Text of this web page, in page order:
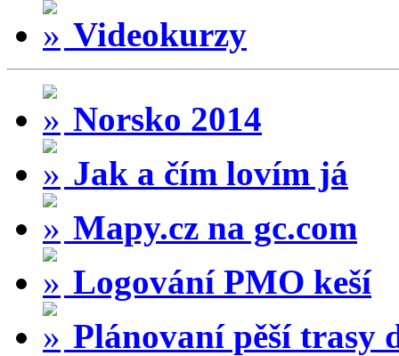
Videokurzy
Norsko 2014
Jak a čím lovím já
Mapy.cz na gc.com
Logování PMO keší
Plánovaní pěší trasy